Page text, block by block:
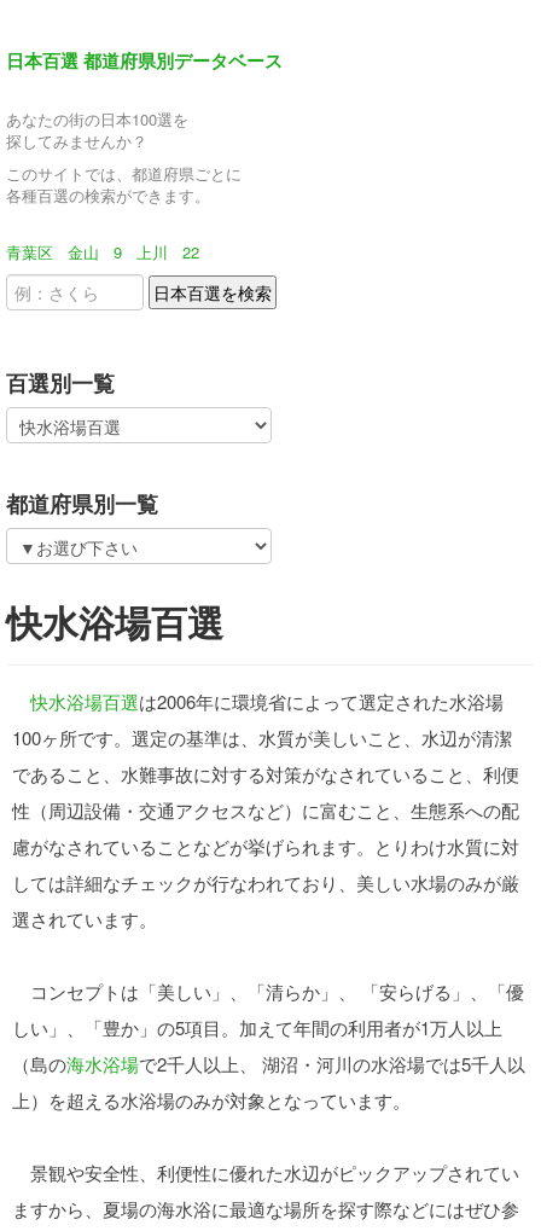
日本百選 都道府県別データベース
あなたの街の日本100選を
探してみませんか？
このサイトでは、都道府県ごとに
各種百選の検索ができます。
青葉区 金山 9 上川 22
百選別一覧
都道府県別一覧
快水浴場百選
快水浴場百選は2006年に環境省によって選定された水浴場
100ヶ所です。選定の基準は、水質が美しいこと、水辺が清潔
であること、水難事故に対する対策がなされていること、利便
性（周辺設備・交通アクセスなど）に富むこと、生態系への配
慮がなされていることなどが挙げられます。とりわけ水質に対
しては詳細なチェックが行なわれており、美しい水場のみが厳
選されています。
コンセプトは「美しい」、「清らか」、 「安らげる」、「優
しい」、「豊か」の5項目。加えて年間の利用者が1万人以上
（島の海水浴場で2千人以上、 湖沼・河川の水浴場では5千人以
上）を超える水浴場のみが対象となっています。
景観や安全性、利便性に優れた水辺がピックアップされてい
ますから、夏場の海水浴に最適な場所を探す際などにはぜひ参